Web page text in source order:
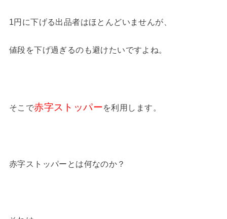
1円に下げる出品者はほとんどいませんが、
値段を下げ過ぎるのも避けたいですよね。
そこで赤字ストッパーを利用します。
赤字ストッパーとは何なのか？